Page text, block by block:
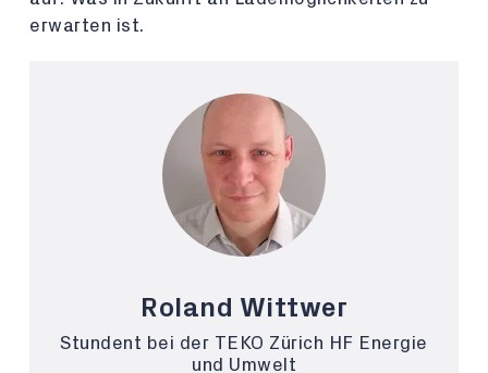
erwarten ist.
Roland Wittwer
Stundent bei der TEKO Zürich HF Energie
und Umwelt